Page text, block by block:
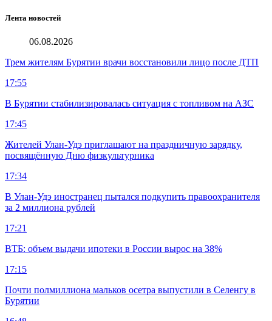
Лента новостей
06.08.2026
Трем жителям Бурятии врачи восстановили лицо после ДТП
17:55
В Бурятии стабилизировалась ситуация с топливом на АЗС
17:45
Жителей Улан-Удэ приглашают на праздничную зарядку,
посвящённую Дню физкультурника
17:34
В Улан-Удэ иностранец пытался подкупить правоохранителя
за 2 миллиона рублей
17:21
ВТБ: объем выдачи ипотеки в России вырос на 38%
17:15
Почти полмиллиона мальков осетра выпустили в Селенгу в
Бурятии